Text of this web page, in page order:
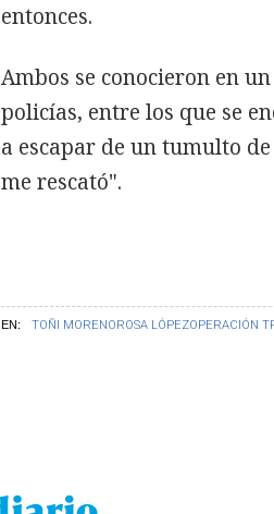
EN: TOÑI MORENOROSA LÓPEZOPERACIÓN
entonces.
Ambos se conocieron en
policías, entre los que se
a escapar de un tumulto
me rescató".